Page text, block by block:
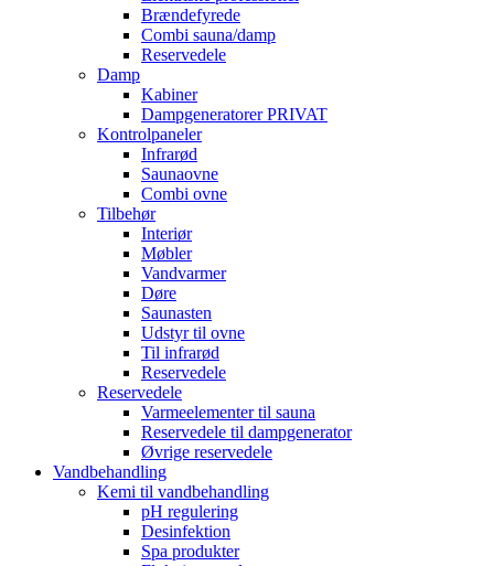
Brændefyrede
Combi sauna/damp
Reservedele
Damp
Kabiner
Dampgeneratorer PRIVAT
Kontrolpaneler
Infrarød
Saunaovne
Combi ovne
Tilbehør
Interiør
Møbler
Vandvarmer
Døre
Saunasten
Udstyr til ovne
Til infrarød
Reservedele
Reservedele
Varmeelementer til sauna
Reservedele til dampgenerator
Øvrige reservedele
Vandbehandling
Kemi til vandbehandling
pH regulering
Desinfektion
Spa produkter